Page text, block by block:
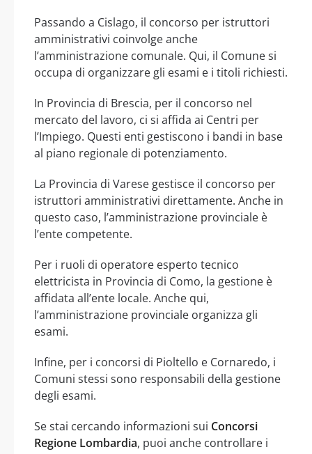
Passando a Cislago, il concorso per istruttori
amministrativi coinvolge anche
l’amministrazione comunale. Qui, il Comune si
occupa di organizzare gli esami e i titoli richiesti.
In Provincia di Brescia, per il concorso nel
mercato del lavoro, ci si affida ai Centri per
l’Impiego. Questi enti gestiscono i bandi in base
al piano regionale di potenziamento.
La Provincia di Varese gestisce il concorso per
istruttori amministrativi direttamente. Anche in
questo caso, l’amministrazione provinciale è
l’ente competente.
Per i ruoli di operatore esperto tecnico
elettricista in Provincia di Como, la gestione è
affidata all’ente locale. Anche qui,
l’amministrazione provinciale organizza gli
esami.
Infine, per i concorsi di Pioltello e Cornaredo, i
Comuni stessi sono responsabili della gestione
degli esami.
Se stai cercando informazioni sui Concorsi
Regione Lombardia, puoi anche controllare i